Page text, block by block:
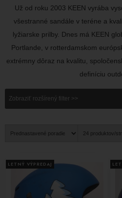
Už od roku 2003 KEEN vyrába
všestranné sandále v teréne a
lyžiarske prilby. Dnes má KEEN
Portlande, v rotterdamskom
extrémny dôraz na kvalitu,
definíciu
Zobraziť rozšírený filter >>
LETNÝ VÝPREDAJ